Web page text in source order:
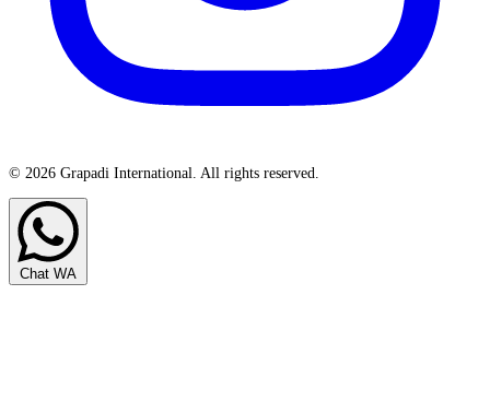
© 2026 Grapadi International. All rights reserved.
Chat WA